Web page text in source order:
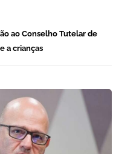
ao Conselho Tutelar de
a crianças